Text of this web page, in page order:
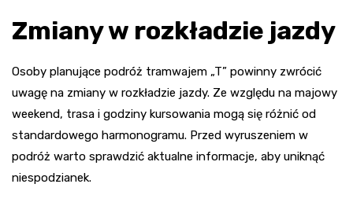
Zmiany w rozkładzie jazdy
Osoby planujące podróż tramwajem „T” powinny zwrócić
uwagę na zmiany w rozkładzie jazdy. Ze względu na majowy
weekend, trasa i godziny kursowania mogą się różnić od
standardowego harmonogramu. Przed wyruszeniem w
podróż warto sprawdzić aktualne informacje, aby uniknąć
niespodzianek.